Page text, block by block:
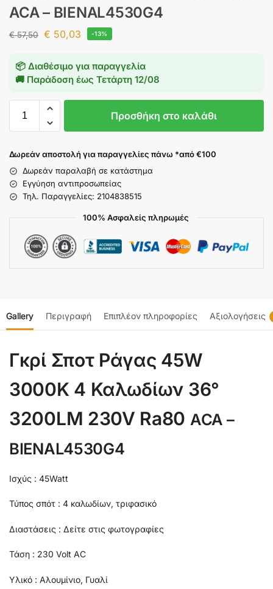
ACA – BIENAL4530G4
€57,50 € 50,03 -13%
📦 Διαθέσιμο για παραγγελία
🚚 Παράδοση έως Τετάρτη 12/08
Προσθήκη στο καλάθι
Δωρεάν αποστολή για παραγγελίες πάνω *από €100
Δωρεάν παραλαβή σε κατάστημα
Εγγύηση αντιπροσωπείας
Τηλ. Παραγγελίες: 2104838515
100% Ασφαλείς πληρωμές
Gallery Περιγραφή Επιπλέον πληροφορίες Αξιολογήσεις
Γκρί Σποτ Ράγας 45W
3000K 4 Καλωδίων 36°
3200LM 230V Ra80 ACA –
BIENAL4530G4
Ισχύς : 45Watt
Τύπος σπότ : 4 καλωδίων, τριφασικό
Διαστάσεις : Δείτε στις φωτογραφίες
Τάση : 230 Volt AC
Υλικό : Αλουμίνιο, Γυαλί